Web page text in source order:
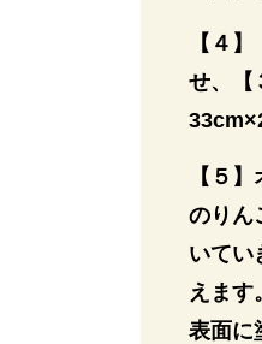
【４
せ、【
【５
のりん
いてい
えます
表面に